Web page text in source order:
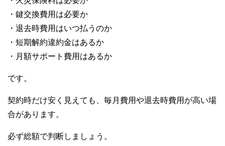
・鍵交換費用は必要か
・退去時費用はいつ払うのか
・短期解約違約金はあるか
・月額サポート費用はあるか
です。
契約時だけ安く見えても、毎月費用や退去時費用が高い場
合があります。
必ず総額で判断しましょう。